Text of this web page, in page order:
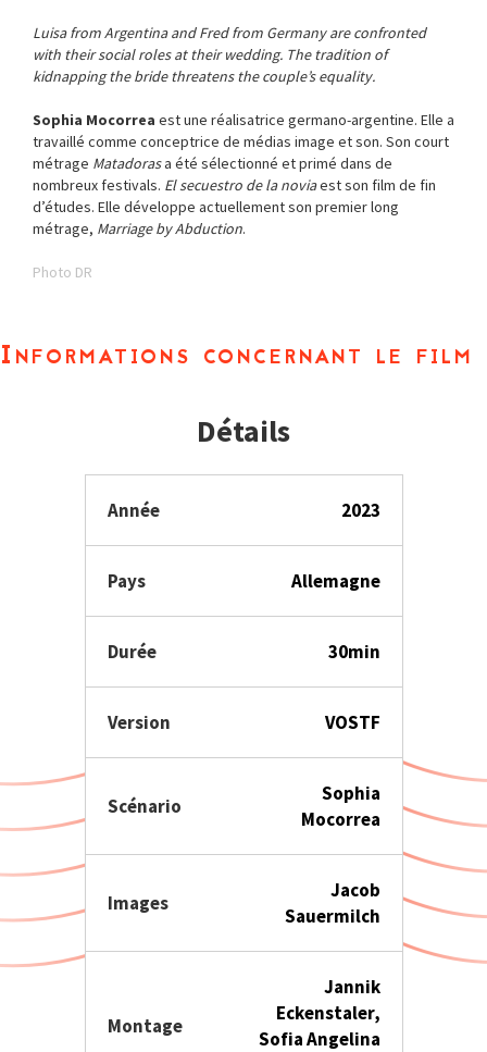
Luisa from Argentina and Fred from Germany are confronted
with their social roles at their wedding. The tradition of
kidnapping the bride threatens the couple’s equality.
Sophia Mocorrea est une réalisatrice germano-argentine. Elle a
travaillé comme conceptrice de médias image et son. Son court
métrage Matadorasa été sélectionné et primé dans de
nombreux festivals. El secuestro de la noviaest son film de fin
d’études. Elle développe actuellement son premier long
métrage, Marriage by Abduction.
Photo DR
Informations concernant le film
Détails
Année 2023
Pays Allemagne
Durée 30min
Version VOSTF
Scénario
Sophia
Mocorrea
Images
Jacob
Sauermilch
Montage
Jannik
Eckenstaler,
Sofia Angelina